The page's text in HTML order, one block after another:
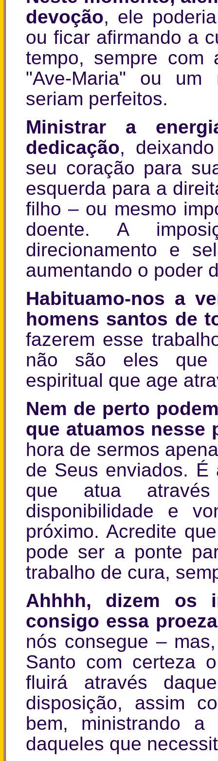
devoção, ele
ou ficar afirmando a
tempo, sempre
"Ave-Maria" ou um
seriam perfeitos.
Ministrar a
dedicação,
seu coração para
esquerda para a
filho– ou mesmo
doente. A
direcionamento e
aumentando o poder
Habituamo-nos a
homens santos de
fazerem esse
não são eles que
espiritual que age
Nem de perto
que atuamos nesse
hora de sermos
de Seus enviados.
que atua
disponibilidade e
próximo. Acredite
pode ser a ponte
trabalho de cura,
Ahhhh, dizem os
consigo essa
nós consegue –mas,
Santo com certeza
fluirá através
disposição, assim
bem, ministrando
daqueles que